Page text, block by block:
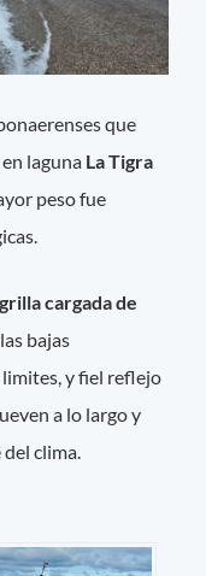
que
laguna La Tigra
peso fue
grilla cargada de
bajas
y fiel reflejo
a lo largo y
clima.